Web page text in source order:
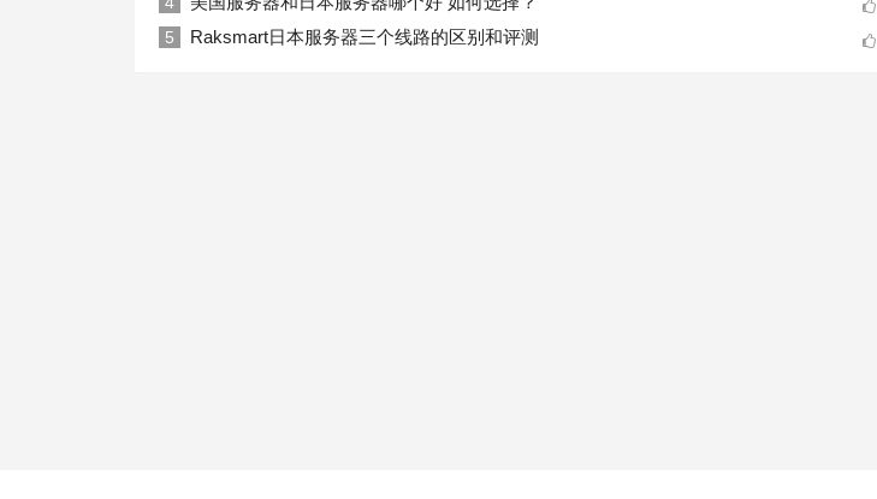
5 Raksmart日本服务器三个线路的区别和评测